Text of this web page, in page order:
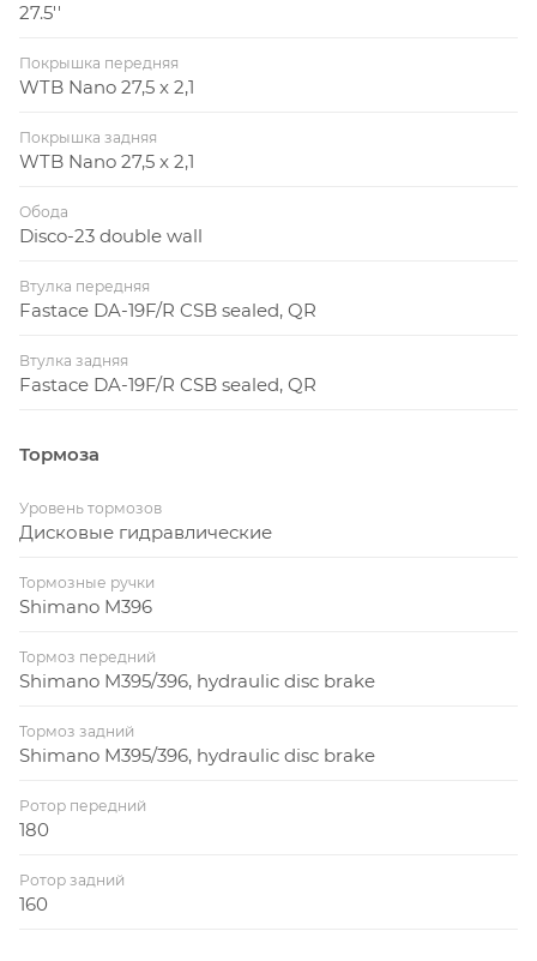
27.5''
Покрышка передняя
WTB Nano 27,5 x 2,1
Покрышка задняя
WTB Nano 27,5 x 2,1
Обода
Disco-23 double wall
Втулка передняя
Fastace DA-19F/R CSB sealed, QR
Втулка задняя
Fastace DA-19F/R CSB sealed, QR
Тормоза
Уровень тормозов
Дисковые гидравлические
Тормозные ручки
Shimano M396
Тормоз передний
Shimano M395/396, hydraulic disc brake
Тормоз задний
Shimano M395/396, hydraulic disc brake
Ротор передний
180
Ротор задний
160